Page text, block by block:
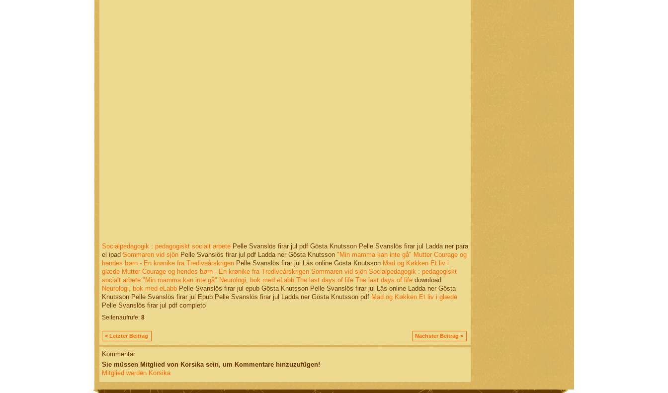
Socialpedagogik : pedagogiskt socialt arbetePelle Svanslös firar jul pdf Gösta Knutsson Pelle Svanslös firar jul Ladda ner para
el ipad Sommaren vid sjönPelle Svanslös firar jul pdf Ladda ner Gösta Knutsson "Min mamma kan inte gå" Mutter Courage og
hendes børn - En krønike fra TrediveårskrigenPelle Svanslös firar jul Läs online Gösta Knutsson Mad og Køkken Et liv i
glæde Mutter Courage og hendes børn - En krønike fra Trediveårskrigen Sommaren vid sjön Socialpedagogik : pedagogiskt
socialt arbete "Min mamma kan inte gå" Neurologi, bok med eLabb The last days of life The last days of lifedownload
Neurologi, bok med eLabbPelle Svanslös firar jul epub Gösta Knutsson Pelle Svanslös firar jul Läs online Ladda ner Gösta
Knutsson Pelle Svanslös firar jul Epub Pelle Svanslös firar jul Ladda ner Gösta Knutsson pdf Mad og Køkken Et liv i glæde
Pelle Svanslös firar jul pdf completo
Seitenaufrufe: 8
< Letzter Beitrag Nächster Beitrag >
Kommentar
Sie müssen Mitglied von Korsika sein, um Kommentare hinzuzufügen!
Mitglied werden Korsika